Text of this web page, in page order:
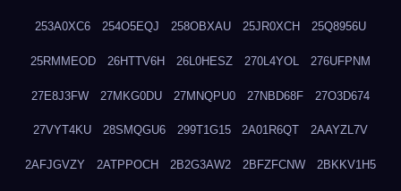
253A0XC6 254O5EQJ 258OBXAU 25JR0XCH 25Q8956U
25RMMEOD 26HTTV6H 26L0HESZ 270L4YOL 276UFPNM
27E8J3FW 27MKG0DU 27MNQPU0 27NBD68F 27O3D674
27VYT4KU 28SMQGU6 299T1G15 2A01R6QT 2AAYZL7V
2AFJGVZY 2ATPPOCH 2B2G3AW2 2BFZFCNW 2BKKV1H5